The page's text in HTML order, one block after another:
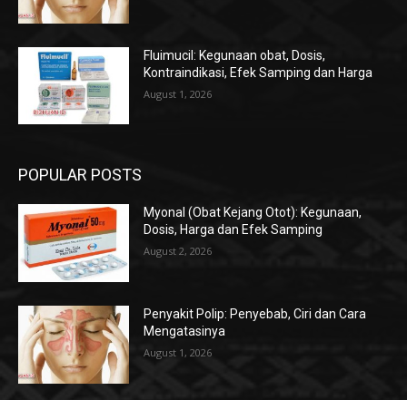
Fluimucil: Kegunaan obat, Dosis,
Kontraindikasi, Efek Samping dan Harga
August 1, 2026
POPULAR POSTS
Myonal (Obat Kejang Otot): Kegunaan,
Dosis, Harga dan Efek Samping
August 2, 2026
Penyakit Polip: Penyebab, Ciri dan Cara
Mengatasinya
August 1, 2026